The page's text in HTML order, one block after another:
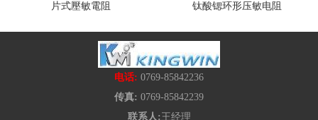
片式壓敏電阻 钛酸锶环形压敏电阻
电话: 0769-85842236
传真: 0769-85842239
联系人: 王经理